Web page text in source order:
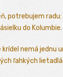
potrebujem
do Kolumbie.
nemá jednu
ľahkých